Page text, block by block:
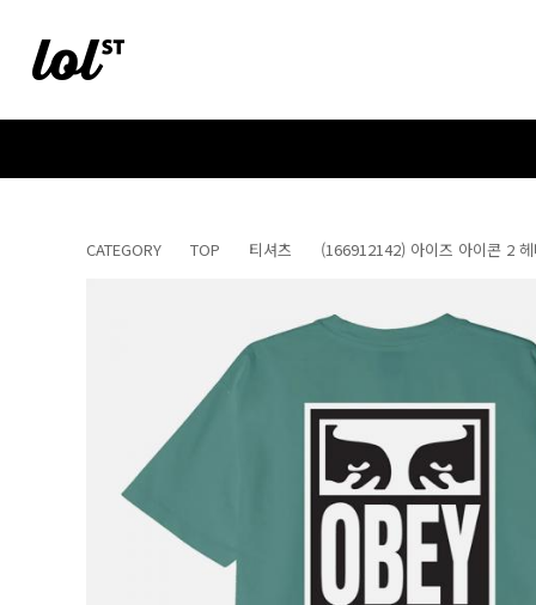
CATEGORY TOP 티셔츠 (166912142) 아이즈 아이콘 2